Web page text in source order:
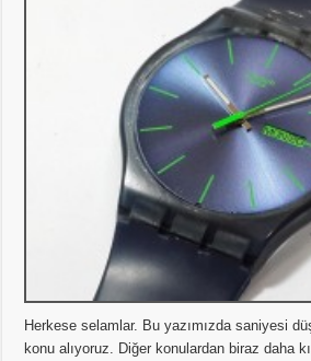
Herkese selamlar. Bu yazımızda saniyesi
konu alıyoruz. Diğer konulardan biraz daha